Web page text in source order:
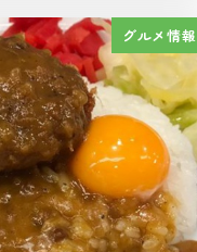
グルメ情報